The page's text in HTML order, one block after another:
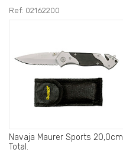
Ref: 02162200
Navaja Maurer Sports 20,0cm
Total.